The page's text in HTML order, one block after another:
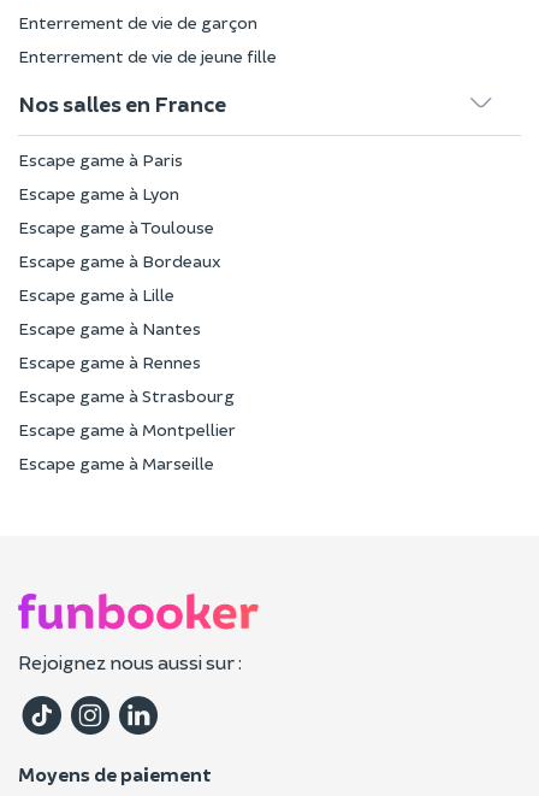
Enterrement de vie de garçon
Enterrement de vie de jeune fille
Nos salles en France
Escape game à Paris
Escape game à Lyon
Escape game à Toulouse
Escape game à Bordeaux
Escape game à Lille
Escape game à Nantes
Escape game à Rennes
Escape game à Strasbourg
Escape game à Montpellier
Escape game à Marseille
Rejoignez nous aussi sur :
Moyens de paiement